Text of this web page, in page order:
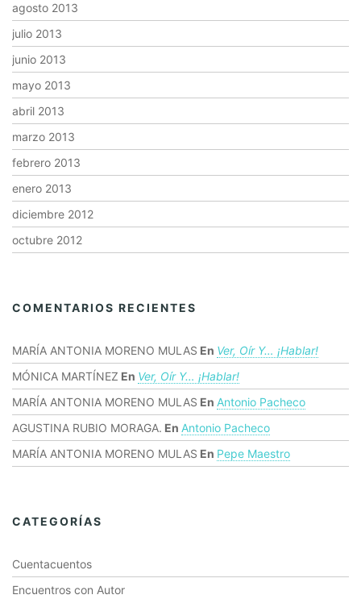
agosto 2013
julio 2013
junio 2013
mayo 2013
abril 2013
marzo 2013
febrero 2013
enero 2013
diciembre 2012
octubre 2012
COMENTARIOS RECIENTES
MARÍA ANTONIA MORENO MULAS En Ver, Oír Y… ¡hablar!
MÓNICA MARTÍNEZ En Ver, Oír Y… ¡hablar!
MARÍA ANTONIA MORENO MULAS En Antonio Pacheco
AGUSTINA RUBIO MORAGA. En Antonio Pacheco
MARÍA ANTONIA MORENO MULAS En Pepe Maestro
CATEGORÍAS
Cuentacuentos
Encuentros con Autor